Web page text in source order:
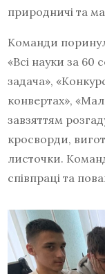
природничі та
Команди
«Всі науки за 60
задача»,
конвертах»,
завзяттям
кросворди,
листочки.
співпраці та